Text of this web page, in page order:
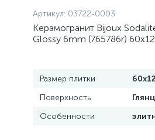
Артикул: 03722-0003
Керамогранит Bijoux
Glossy 6mm (765786r)
Размер плитки
Поверхность
Особенности